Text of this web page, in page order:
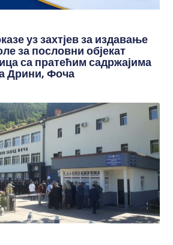
уз захтјев за издавање
за пословни објекат
са пратећим садржајима
Дрини, Фоча